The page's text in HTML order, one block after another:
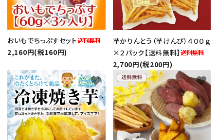
プライバシーポリシー
特定商取引法について
お問い合わせ
おいもでちっぷすセット
2,160円(税160円)
芋かりんとう（芋けんぴ）４００ｇ
×２パック【送料無料】
2,700円(税200円)
favorite favorite